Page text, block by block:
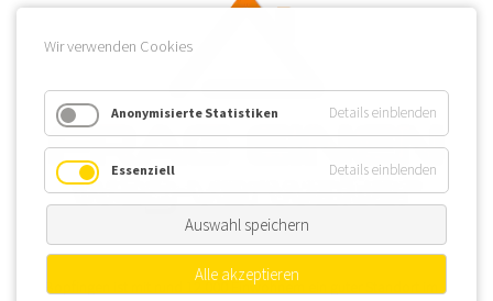
Bopfingen ist mit rund 12.000 Einwohnern ein guter Standort im
Wir verwenden Cookies
Anonymisierte Statistiken Details einblenden
Essenziell Details einblenden
Auswahl speichern
Alle akzeptieren